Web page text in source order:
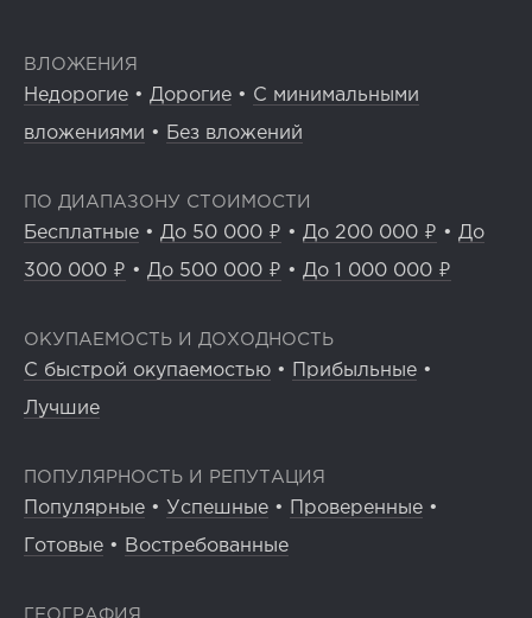
ВЛОЖЕНИЯ
Недорогие • Дорогие • С минимальными
вложениями • Без вложений
ПО ДИАПАЗОНУ СТОИМОСТИ
Бесплатные • До 50 000 ₽ • До 200 000 ₽ • До
300 000 ₽ • До 500 000 ₽ • До 1 000 000 ₽
ОКУПАЕМОСТЬ И ДОХОДНОСТЬ
С быстрой окупаемостью • Прибыльные •
Лучшие
ПОПУЛЯРНОСТЬ И РЕПУТАЦИЯ
Популярные • Успешные • Проверенные •
Готовые • Востребованные